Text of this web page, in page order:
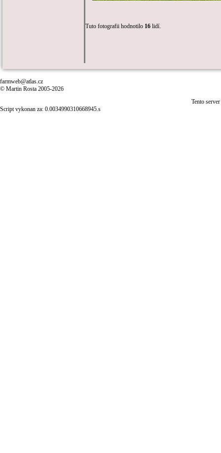
Tuto fotografii hodnotilo 16 lidí.
farmweb@atlas.cz
© Martin Rosta 2005-2026
Tento
Script vykonan za: 0.0034990310668945.s